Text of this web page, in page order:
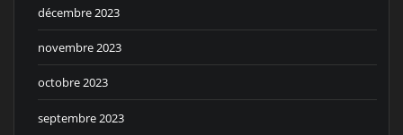
décembre 2023
novembre 2023
octobre 2023
septembre 2023